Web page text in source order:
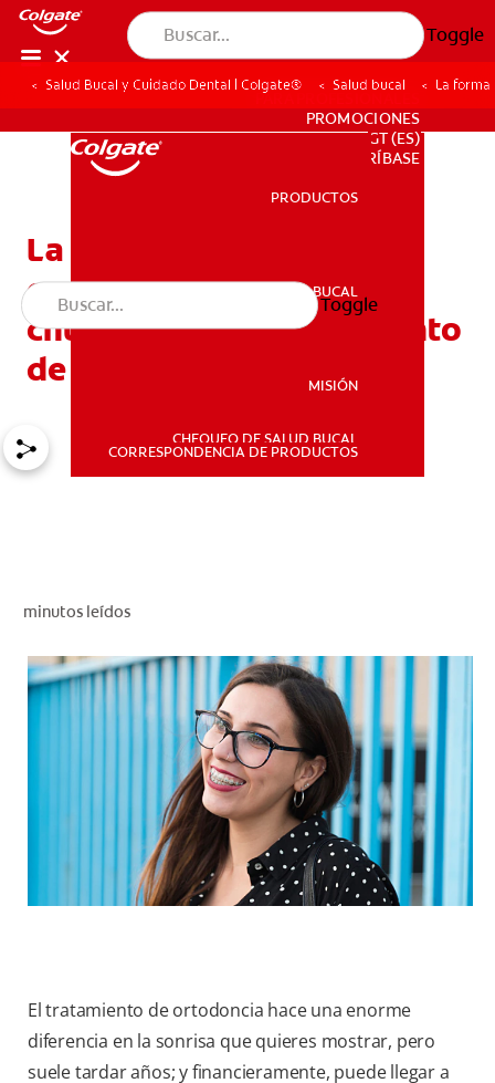
Toggle
SALUD BUCAL
GT (ES)
SUSCRÍBASE
PARA PROFESIONALES
PROMOCIONES
GT (ES)
SUSCRÍBASE
PRODUCTOS
SALUD BUCAL
MISIÓN
CHEQUEO DE SALUD BUCAL
CORRESPONDENCIA DE PRODUCTOS
Toggle
Salud Bucal y Cuidado Dental | Colgate® Salud bucal La
La forma más rápida de
enderezar tus dientes
chuecos con un tratamiento
de ortodoncia
minutos leídos
El tratamiento de ortodoncia hace una enorme
diferencia en la sonrisa que quieres mostrar, pero
suele tardar años; y financieramente, puede llegar a